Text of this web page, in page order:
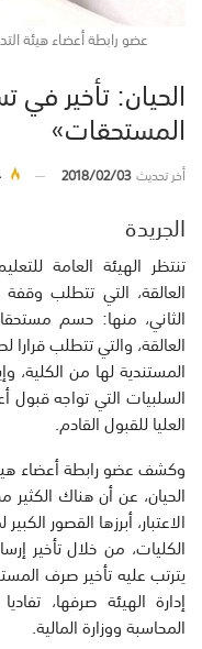
عضو رابطة أعضاء هيئة
الحيان: تأخير
المستحقات»
أخر تحديث2018/02/03
الجريدة
تنتظر الهيئة العامة
العالقة، التي تتطلب
الثاني، منها: حسم
العالقة، والتي تتطلب
المستندية لها من
السلبيات التي تواجه قبول
العليا للقبول القادم.
وكشف عضو رابطة أعضاء
الحيان، عن أن هناك الكثير
الاعتبار، أبرزها القصور
الكليات، من خلال تأخير
يترتب عليه تأخير صرف
إدارة الهيئة صرفها،
المحاسبة ووزارة المالية.